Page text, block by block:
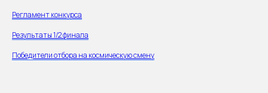
Регламент конкурса
Результаты 1/2 финала
Победители отбора на космическую смену